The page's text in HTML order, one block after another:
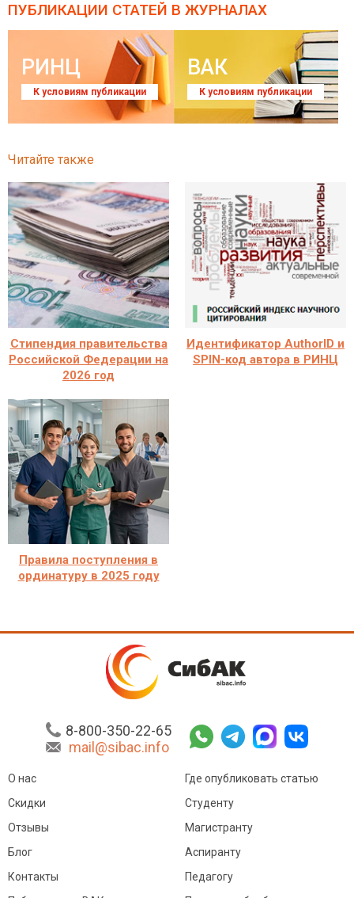
ПУБЛИКАЦИИ СТАТЕЙ В ЖУРНАЛАХ
РИНЦ
К условиям публикации
ВАК
К условиям публикации
Читайте также
Стипендия правительства
Российской Федерации на
2026 год
Идентификатор AuthorID и
SPIN-код автора в РИНЦ
Правила поступления в
ординатуру в 2025 году
8-800-350-22-65
mail@sibac.info
О нас
Скидки
Отзывы
Блог
Контакты
Где опубликовать статью
Студенту
Магистранту
Аспиранту
Педагогу